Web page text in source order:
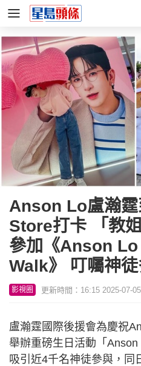
Anson Lo盧瀚
Store打卡 「教
參加《Anson
Walk》 叮囑神
影視圈 更新時間：16:15 2025-07-
盧瀚霆國際後援會為慶祝
舉辦重磅生日活動「Anson
吸引近4千名神徒參與，同